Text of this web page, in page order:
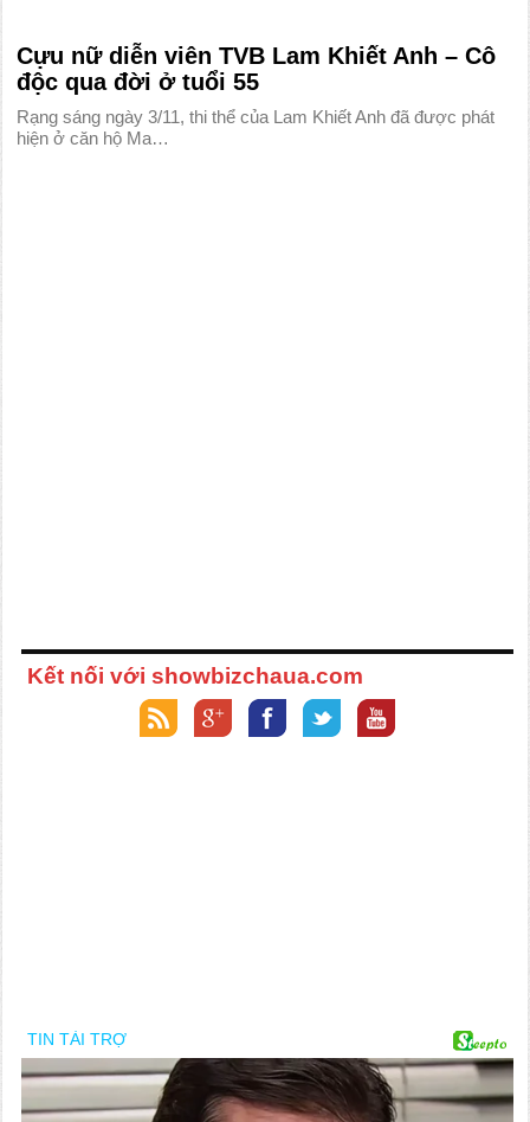
Cựu nữ diễn viên TVB Lam Khiết Anh – Cô
độc qua đời ở tuổi 55
Rạng sáng ngày 3/11, thi thể của Lam Khiết Anh đã được phát
hiện ở căn hộ Ma…
Kết nối với showbizchaua.com